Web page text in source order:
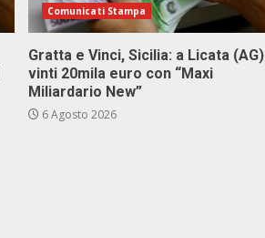
Comunicati Stampa
Gratta e Vinci, Sicilia: a Licata (AG)
vinti 20mila euro con “Maxi
Miliardario New”
6 Agosto 2026